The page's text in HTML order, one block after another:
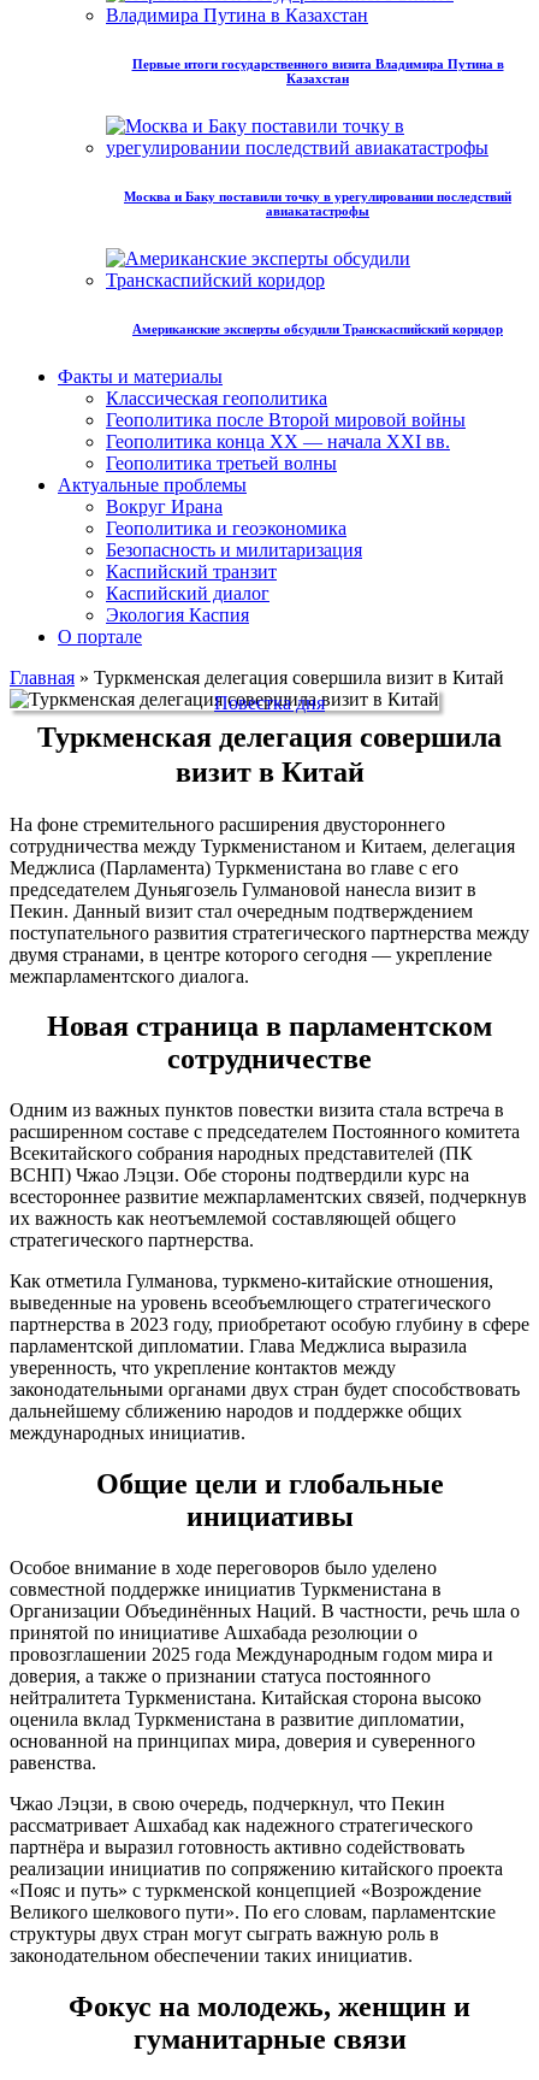
Первые итоги государственного визита Владимира Путина в
Казахстан
Москва и Баку поставили точку в урегулировании последствий
авиакатастрофы
Американские эксперты обсудили Транскаспийский коридор
Факты и материалы
Классическая геополитика
Геополитика после Второй мировой войны
Геополитика конца XX — начала XXI вв.
Геополитика третьей волны
Актуальные проблемы
Вокруг Ирана
Геополитика и геоэкономика
Безопасность и милитаризация
Каспийский транзит
Каспийский диалог
Экология Каспия
О портале
Главная » Туркменская делегация совершила визит в Китай
Повестка дня
Туркменская делегация совершила
визит в Китай
На фоне стремительного расширения двустороннего
сотрудничества между Туркменистаном и Китаем, делегация
Меджлиса (Парламента) Туркменистана во главе с его
председателем Дуньягозель Гулмановой нанесла визит в
Пекин. Данный визит стал очередным подтверждением
поступательного развития стратегического партнерства между
двумя странами, в центре которого сегодня — укрепление
межпарламентского диалога.
Новая страница в парламентском
сотрудничестве
Одним из важных пунктов повестки визита стала встреча в
расширенном составе с председателем Постоянного комитета
Всекитайского собрания народных представителей (ПК
ВСНП) Чжао Лэцзи. Обе стороны подтвердили курс на
всестороннее развитие межпарламентских связей, подчеркнув
их важность как неотъемлемой составляющей общего
стратегического партнерства.
Как отметила Гулманова, туркмено-китайские отношения,
выведенные на уровень всеобъемлющего стратегического
партнерства в 2023 году, приобретают особую глубину в сфере
парламентской дипломатии. Глава Меджлиса выразила
уверенность, что укрепление контактов между
законодательными органами двух стран будет способствовать
дальнейшему сближению народов и поддержке общих
международных инициатив.
Общие цели и глобальные
инициативы
Особое внимание в ходе переговоров было уделено
совместной поддержке инициатив Туркменистана в
Организации Объединённых Наций. В частности, речь шла о
принятой по инициативе Ашхабада резолюции о
провозглашении 2025 года Международным годом мира и
доверия, а также о признании статуса постоянного
нейтралитета Туркменистана. Китайская сторона высоко
оценила вклад Туркменистана в развитие дипломатии,
основанной на принципах мира, доверия и суверенного
равенства.
Чжао Лэцзи, в свою очередь, подчеркнул, что Пекин
рассматривает Ашхабад как надежного стратегического
партнёра и выразил готовность активно содействовать
реализации инициатив по сопряжению китайского проекта
«Пояс и путь» с туркменской концепцией «Возрождение
Великого шелкового пути». По его словам, парламентские
структуры двух стран могут сыграть важную роль в
законодательном обеспечении таких инициатив.
Фокус на молодежь, женщин и
гуманитарные связи